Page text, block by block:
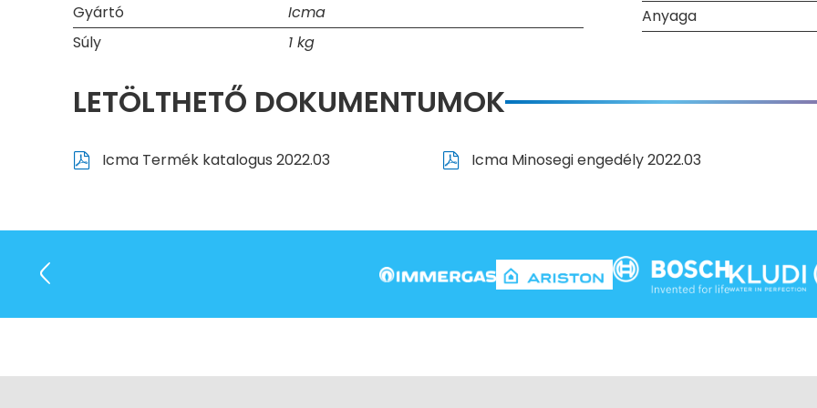
Gyártó
Icma
Súly
1 kg
Anyaga
LETÖLTHETŐ DOKUMENTUMOK
Icma Termék katalogus 2022.03 Icma Minosegi engedély 2022.03